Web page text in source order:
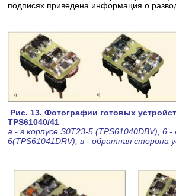
подписях приведена информация о
Рис. 13. Фотографии готовых
TPS61040/41
а - в корпусе S0T23-5 (TPS61040DBV), 6 -
6(TPS61041DRV), в - обратная сторона